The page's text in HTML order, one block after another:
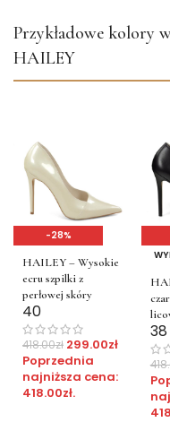
Przykładowe kolory
HAILEY
-28%
HAILEY – Wysokie
ecru szpilki z
perłowej skóry
40
418.00zł 299.00zł
Poprzednia
najniższa cena:
418.00zł.
38